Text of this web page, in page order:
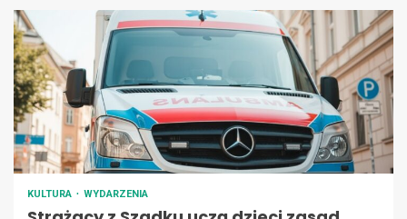
KULTURA WYDARZENIA